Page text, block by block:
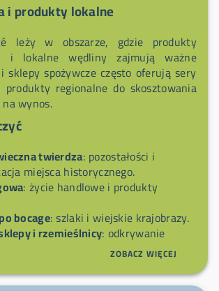
i produkty lokalne
leży w obszarze, gdzie produkty
i lokalne wędliny zajmują ważne
sklepy spożywcze często oferują sery
regionalne do skosztowania
wynos.
twierdza: pozostałości i
miejsca historycznego.
: życie handlowe i produkty
bocage: szlaki i wiejskie krajobrazy.
i rzemieślnicy: odkrywanie
w kierunku pobliskich wzniesień:
wycieczki wokół miasta.
ZOBACZ WIĘCEJ